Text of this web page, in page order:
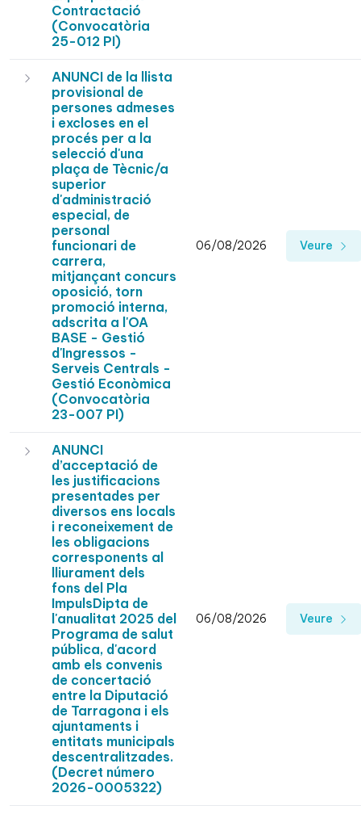
Contractació
(Convocatòria
25-012 PI)
ANUNCI de la llista
provisional de
persones admeses
i excloses en el
procés per a la
selecció d'una
plaça de Tècnic/a
superior
d'administració
especial, de
personal
funcionari de
carrera,
mitjançant concurs
oposició, torn
promoció interna,
adscrita a l'OA
BASE - Gestió
d'Ingressos -
Serveis Centrals -
Gestió Econòmica
(Convocatòria
23-007 PI)
06/08/2026 Veure
ANUNCI
d’acceptació de
les justificacions
presentades per
diversos ens locals
i reconeixement de
les obligacions
corresponents al
lliurament dels
fons del Pla
ImpulsDipta de
l'anualitat 2025 del
Programa de salut
pública, d'acord
amb els convenis
de concertació
entre la Diputació
de Tarragona i els
ajuntaments i
entitats municipals
descentralitzades.
(Decret número
2026-0005322)
06/08/2026 Veure